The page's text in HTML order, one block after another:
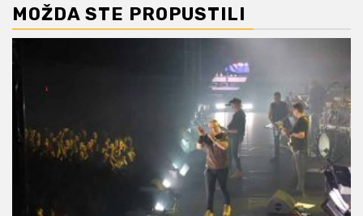
MOŽDA STE PROPUSTILI